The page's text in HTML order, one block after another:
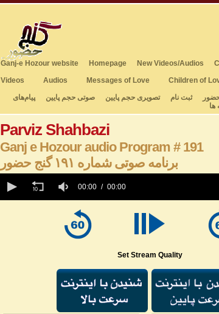
Ganj-e Hozour website Homepage New Videos/Audios
Videos
Audios Messages of Love Children of
ثبت نام تصویری حجم پایین صوتی حجم پایین
پیام‌های
ها
Parviz Shahbazi
Ganj e Hozour audio Program # 191
برنامه صوتی شماره ۱۹۱ گنج حضور
seconds
00:00 00:00
Set Stream Quality